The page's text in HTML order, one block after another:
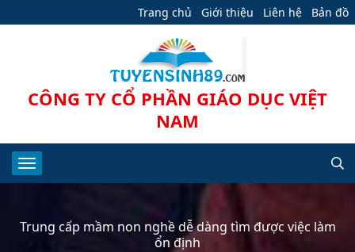
Trang chủ Giới thiệu Liên hệ Bản đồ
CÔNG TY CỔ PHẦN GIÁO DỤC VIỆT
NAM
Trung cấp mầm non nghề dễ dàng tìm được việc làm
ổn định